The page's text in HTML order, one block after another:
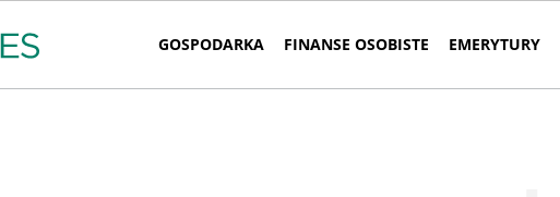
GOSPODARKA FINANSE OSOBISTE EMERYTURY